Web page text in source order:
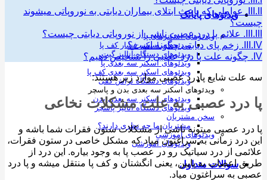
ویدئوهای پایاتک
ویدئوهای اسکنرهای پا
ویدئوهای اسکنر فشار کف پا
ویدئوهای دستگاه آنالیز گیت
ویدئوهای اسکنر سه بعدی پا
ویدئوهای اسکنر سه بعدی کف پا
ویدئوهای دستگاه تراش کفی
ویدئوهای اسکنر سه بعدی بدن و پاسچر
ویدئوهای اسکنر سه بعدی بدن
ویدئوهای دستگاه آنالیز پاسچر
سخن مشتریان
مشتریان ما چه نظری دارند؟
ویدئوهای آموزشی
ویدئوهای آموزشی
سوالات متداول
عواملی که باعث ابتلای بیماران دیابتی به نوروپاتی میشوند
علائم پا درد عصبی ناشی از نوروپاتی دیابتی چیست؟
زخم پای دیابتی چگونه است؟
چگونه علت پا درد عصبی را تشخیص دهیم؟
شایع پادرد عصبی موارد زیر هستند:
درد عصبی به علت مشکلات نخاعی
عصبی میتونه ناشی از مشکلات ستون فقرات شما باشه و
درد زمانی به سراغتون میاد که مشکل خاصی در ستون فقرات،
از درد سیاتیک رو در عصب پا به وجود بیاره. این درد از
اعصاب به پایین، یعنی انگشتان و کف پا منتقل میشه و پا درد
به سراغتون میاد.